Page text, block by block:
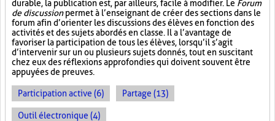
durable, la publication est, par ailleurs, facile à modifier. Le Forum
de discussionpermet à l’enseignant de créer des sections dans le
forum afin d’orienter les discussions des élèves en fonction des
activités et des sujets abordés en classe. Il a l’avantage de
favoriser la participation de tous les élèves, lorsqu’il s’agit
d’intervenir sur un ou plusieurs sujets donnés, tout en suscitant
chez eux des réflexions approfondies qui doivent souvent être
appuyées de preuves.
Participation active (6) Partage (13)
Outil électronique (4)